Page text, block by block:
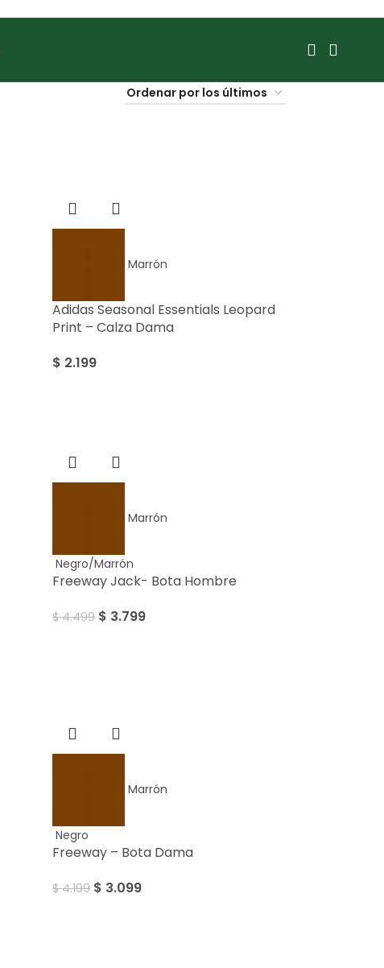
Marrón
Adidas Seasonal Essentials Leopard
Print – Calza Dama
$ 2.199
Marrón
Negro/Marrón
Freeway Jack- Bota Hombre
$4.499 $ 3.799
Marrón
Negro
Freeway – Bota Dama
$4.199 $ 3.099